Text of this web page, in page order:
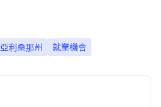
亞利桑那州 就業機會